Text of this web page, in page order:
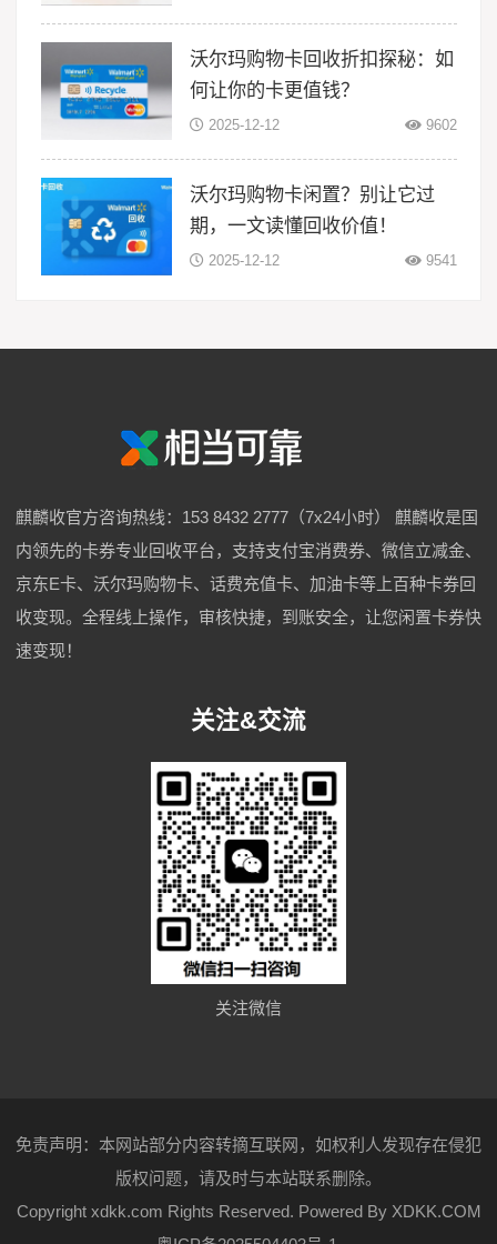
沃尔玛购物卡回收折扣探秘：如
何让你的卡更值钱？
2025-12-12 9602
沃尔玛购物卡闲置？别让它过
期，一文读懂回收价值！
2025-12-12 9541
麒麟收官方咨询热线：153 8432 2777（7x24小时） 麒麟收是国
内领先的卡券专业回收平台，支持支付宝消费券、微信立减金、
京东E卡、沃尔玛购物卡、话费充值卡、加油卡等上百种卡券回
收变现。全程线上操作，审核快捷，到账安全，让您闲置卡券快
速变现！
关注&交流
关注微信
免责声明：本网站部分内容转摘互联网，如权利人发现存在侵犯
版权问题，请及时与本站联系删除。
Copyright xdkk.com Rights Reserved. Powered By XDKK.COM